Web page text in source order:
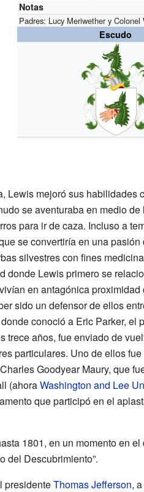
Notas
Padres: Lucy Meriwether y Colonel
Escudo
Lewis mejoró sus habilidades
se aventuraba en medio de
para ir de caza. Incluso a
se convertiría en una pasión
silvestres con fines
donde Lewis primero se
en antagónica proximidad
sido un defensor de ellos
conoció a Eric Parker, el
trece años, fue enviado de
particulares. Uno de ellos
Goodyear Maury, que
(ahoraWashington and Lee
que participó en el
1801, en un momento en el
del Descubrimiento”.
presidenteThomas Jefferson,